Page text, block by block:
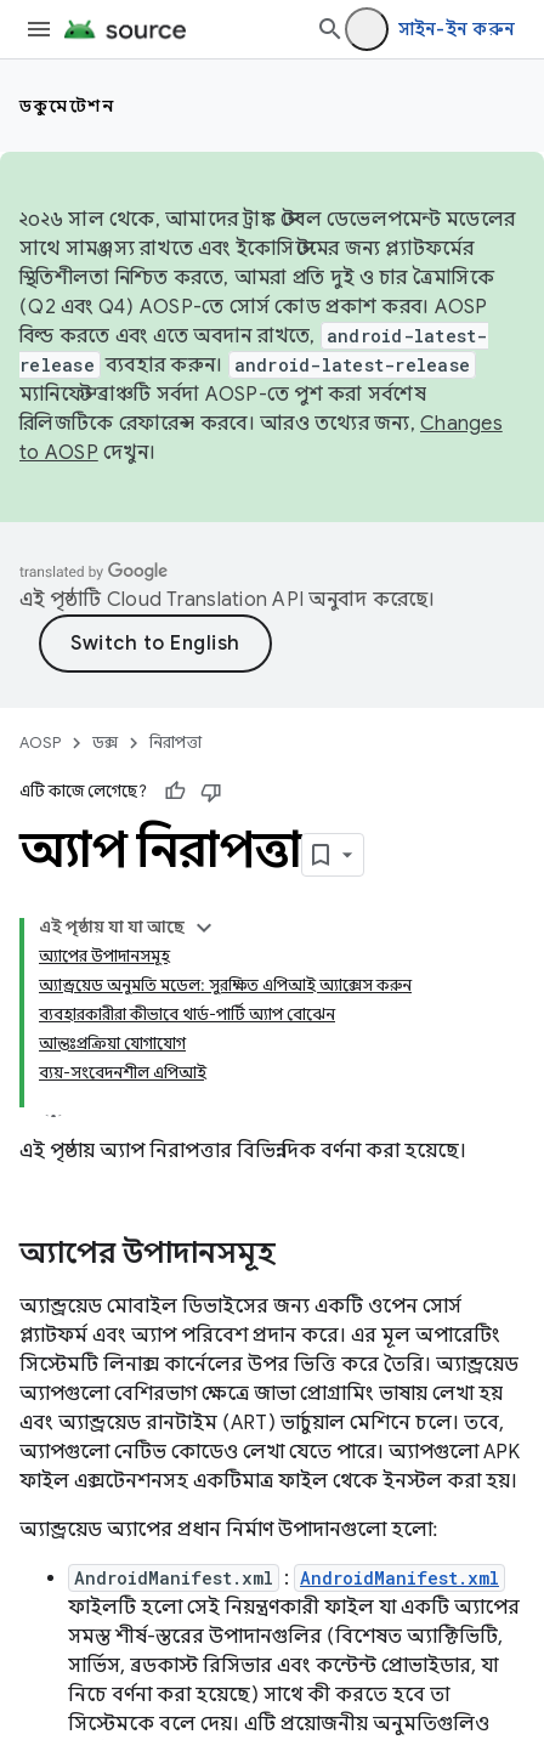
সাইন-ইন করুন
ডকুমেন্টেশন
২০২৬ সাল থেকে, আমাদের ট্রাঙ্ক স্টেবল ডেভেলপমেন্ট মডেলের
সাথে সামঞ্জস্য রাখতে এবং ইকোসিস্টেমের জন্য প্ল্যাটফর্মের
স্থিতিশীলতা নিশ্চিত করতে, আমরা প্রতি দুই ও চার ত্রৈমাসিকে
(Q2 এবং Q4) AOSP-তে সোর্স কোড প্রকাশ করব। AOSP
বিল্ড করতে এবং এতে অবদান রাখতে,
android-latest-
release ব্যবহার করুন। android-latest-release
ম্যানিফেস্ট ব্রাঞ্চটি সর্বদা AOSP-তে পুশ করা সর্বশেষ
রিলিজটিকে রেফারেন্স করবে। আরও তথ্যের জন্য, Changes
to AOSP দেখুন।
এই পৃষ্ঠাটি Cloud Translation API অনুবাদ করেছে।
AOSP ডক্স নিরাপত্তা
এটি কাজে লেগেছে?
অ্যাপ নিরাপত্তা
এই পৃষ্ঠায় যা যা আছে
অ্যাপের উপাদানসমূহ
অ্যান্ড্রয়েড অনুমতি মডেল: সুরক্ষিত এপিআই অ্যাক্সেস করুন
ব্যবহারকারীরা কীভাবে থার্ড-পার্টি অ্যাপ বোঝেন
আন্তঃপ্রক্রিয়া যোগাযোগ
ব্যয়-সংবেদনশীল এপিআই
এই পৃষ্ঠায় অ্যাপ নিরাপত্তার বিভিন্ন দিক বর্ণনা করা হয়েছে।
অ্যাপের উপাদানসমূহ
অ্যান্ড্রয়েড মোবাইল ডিভাইসের জন্য একটি ওপেন সোর্স
প্ল্যাটফর্ম এবং অ্যাপ পরিবেশ প্রদান করে। এর মূল অপারেটিং
সিস্টেমটি লিনাক্স কার্নেলের উপর ভিত্তি করে তৈরি। অ্যান্ড্রয়েড
অ্যাপগুলো বেশিরভাগ ক্ষেত্রে জাভা প্রোগ্রামিং ভাষায় লেখা হয়
এবং অ্যান্ড্রয়েড রানটাইম (ART) ভার্চুয়াল মেশিনে চলে। তবে,
অ্যাপগুলো নেটিভ কোডেও লেখা যেতে পারে। অ্যাপগুলো APK
ফাইল এক্সটেনশনসহ একটিমাত্র ফাইল থেকে ইনস্টল করা হয়।
অ্যান্ড্রয়েড অ্যাপের প্রধান নির্মাণ উপাদানগুলো হলো:
AndroidManifest.xml : AndroidManifest.xml
ফাইলটি হলো সেই নিয়ন্ত্রণকারী ফাইল যা একটি অ্যাপের
সমস্ত শীর্ষ-স্তরের উপাদানগুলির (বিশেষত অ্যাক্টিভিটি,
সার্ভিস, ব্রডকাস্ট রিসিভার এবং কন্টেন্ট প্রোভাইডার, যা
নিচে বর্ণনা করা হয়েছে) সাথে কী করতে হবে তা
সিস্টেমকে বলে দেয়। এটি প্রয়োজনীয় অনুমতিগুলিও